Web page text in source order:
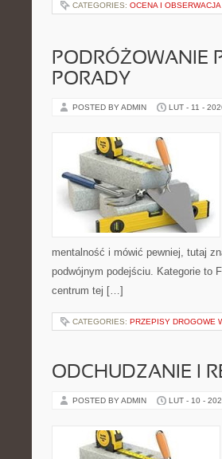
CATEGORIES: OCENA I
PODRÓŻOWANIE
PORADY
POSTED BY ADMIN LUT - 11 -
mentalność i mówić pewniej, tutaj
podwójnym podejściu. Kategorie to
centrum tej […]
CATEGORIES: PRZEPISY DROGOWE
ODCHUDZANIE I
POSTED BY ADMIN LUT - 10 -